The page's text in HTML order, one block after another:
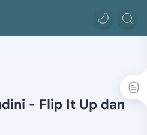
- Flip It Up dan